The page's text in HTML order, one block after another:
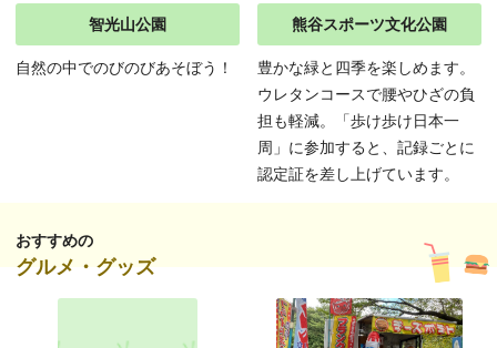
智光山公園
自然の中でのびのびあそぼう！
熊谷スポーツ文化公園
豊かな緑と四季を楽しめます。
ウレタンコースで腰やひざの負
担も軽減。「歩け歩け日本一
周」に参加すると、記録ごとに
認定証を差し上げています。
おすすめの
グルメ・グッズ